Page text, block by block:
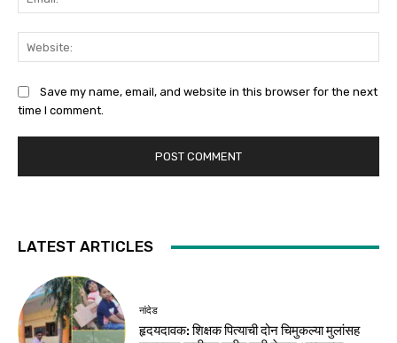
Save my name, email, and website in this browser for the next
time I comment.
LATEST ARTICLES
नांदेड
हृदयदावक: शिक्षक पित्याची दोन चिमुकल्या मुलांसह